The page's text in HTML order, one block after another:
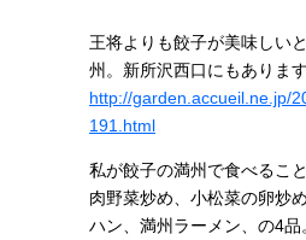
王将よりも餃子が美味しい
州。新所沢西口にもあります
http://garden.accueil.ne.jp/
191.html
私が餃子の満州で食べるこ
肉野菜炒め、小松菜の卵炒
ハン、満州ラーメン、の4